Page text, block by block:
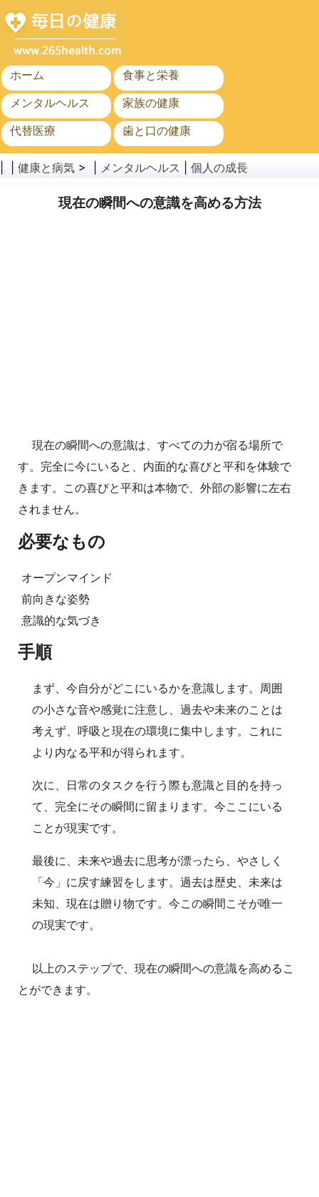
ホーム
食事と栄養
メンタルヘルス
家族の健康
代替医療
歯と口の健康
がん
健康と病気 > | メンタルヘルス 個人の成長
現在の瞬間への意識を高める方法
現在の瞬間への意識は、すべての力が宿る場所で
す。完全に今にいると、内面的な喜びと平和を体験で
きます。この喜びと平和は本物で、外部の影響に左右
されません。
必要なもの
オープンマインド
前向きな姿勢
意識的な気づき
手順
まず、今自分がどこにいるかを意識します。周囲
の小さな音や感覚に注意し、過去や未来のことは
考えず、呼吸と現在の環境に集中します。これに
より内なる平和が得られます。
次に、日常のタスクを行う際も意識と目的を持っ
て、完全にその瞬間に留まります。今ここにいる
ことが現実です。
最後に、未来や過去に思考が漂ったら、やさしく
「今」に戻す練習をします。過去は歴史、未来は
未知、現在は贈り物です。今この瞬間こそが唯一
の現実です。
以上のステップで、現在の瞬間への意識を高めるこ
とができます。